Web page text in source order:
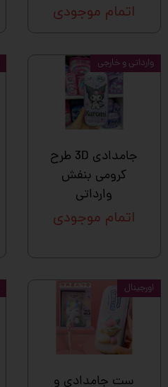
اتمام موجودی
جامدادی 3D طرح
کرومی بنفش
وارداتی
اتمام موجودی
وارداتی و خارجی
ست جامدادی و
اورجینال